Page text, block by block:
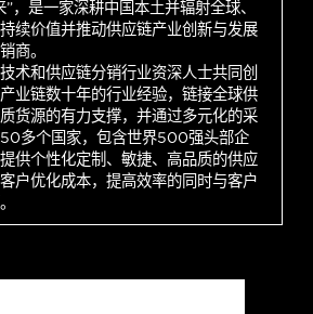
，是一家深耕中国本土并辐射全球、
续价值并推动供应链产业创新与发展
商。
术和供应链分销行业资深人士共同创
业链数十年的行业经验，链接全球供
货源的有力支撑，并通过多元化的采
多个国家，包含世界500强头部企
供个性化定制、敏捷、高品质的供应
户优化成本，提高效率的同时与客户